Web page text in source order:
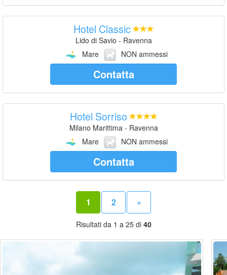
Hotel Classic
Lido di Savio - Ravenna
Mare
NON ammessi
Contatta
Hotel Sorriso
Milano Marittima - Ravenna
Mare
NON ammessi
Contatta
1 2 »
Risultati da 1 a 25 di 40